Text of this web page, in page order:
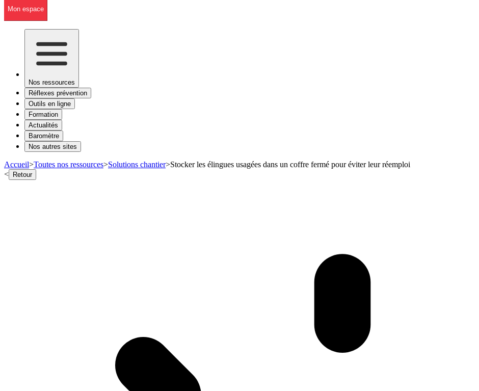
Mon espace
Nos ressources
Réflexes prévention
Outils en ligne
Formation
Actualités
Baromètre
Nos autres sites
Accueil>Toutes nos ressources>Solutions chantier>Stocker les élingues usagées dans un coffre fermé pour éviter leur réemploi
< Retour